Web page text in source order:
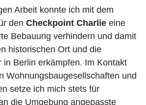
Arbeit konnte ich mit dem
den Checkpoint Charlie eine
Bebauung verhindern und damit
historischen Ort und die
in Berlin erkämpfen. Im Kontakt
Wohnungsbaugesellschaften und
setze ich mich stets für
die Umgebung angepasste